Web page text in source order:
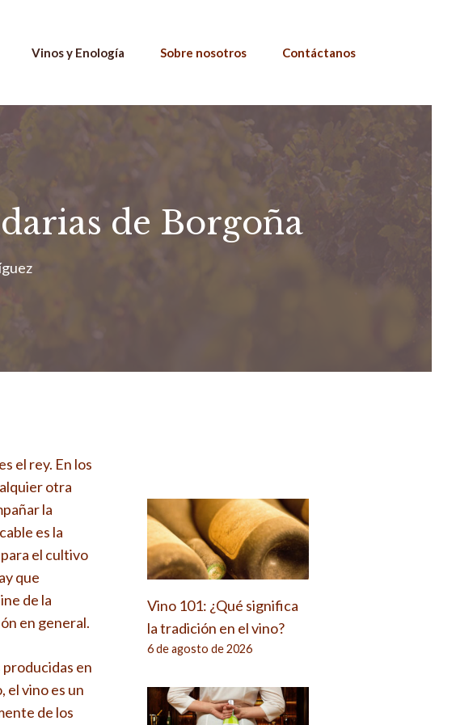
Vinos y Enología Sobre nosotros Contáctanos
de Borgoña
el rey. En los
otra
la
es la
el cultivo
que
de la
en general.
producidas en
el vino es un
de los
Vino 101: ¿Qué significa
la tradición en el vino?
6 de agosto de 2026